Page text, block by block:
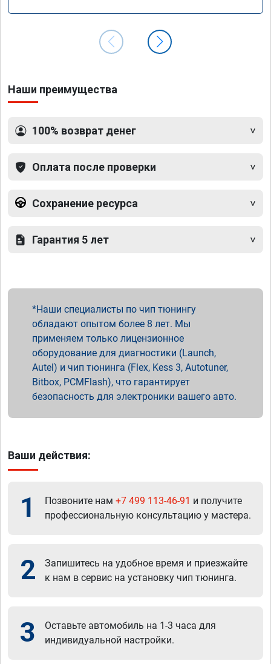
Наши преимущества
100% возврат денег
Оплата после проверки
Сохранение ресурса
Гарантия 5 лет
Наши специалисты по чип тюнингу
обладают опытом более 8 лет. Мы
применяем только лицензионное
оборудование для диагностики (Launch,
Autel) и чип тюнинга (Flex, Kess 3, Autotuner,
Bitbox, PCMFlash), что гарантирует
безопасность для электроники вашего авто.
Ваши действия:
1 Позвоните нам +7 499 113-46-91 и получите
профессиональную консультацию у мастера.
2
Запишитесь на удобное время и приезжайте
к нам в сервис на установку чип тюнинга.
3
Оставьте автомобиль на 1-3 часа для
индивидуальной настройки.